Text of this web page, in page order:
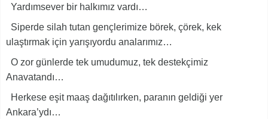
Yardımsever bir halkımız vardı…
Siperde silah tutan gençlerimize börek, çörek, kek
ulaştırmak için yarışıyordu analarımız…
O zor günlerde tek umudumuz, tek destekçimiz
Anavatandı…
Herkese eşit maaş dağıtılırken, paranın geldiği yer
Ankara’ydı…